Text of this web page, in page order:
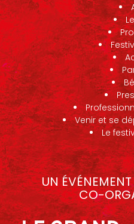
Venir et se
Le
UN
CO-